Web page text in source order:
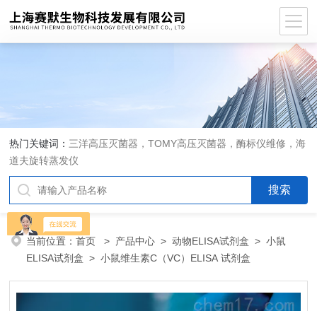
热门关键词： 三洋高压灭菌器，TOMY高压灭菌器，酶标仪维修，海
道夫旋转蒸发仪
当前位置：首页 > 产品中心 >动物ELISA试剂盒 >小鼠
ELISA试剂盒 > 小鼠维生素C（VC）ELISA 试剂盒